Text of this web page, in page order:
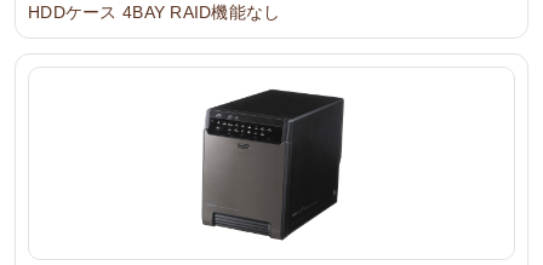
HDDケース 4BAY RAID機能なし